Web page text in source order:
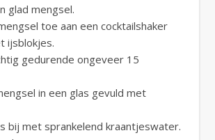
glad mengsel.
toe aan een cocktailshaker
ijsblokjes.
gedurende ongeveer 15
in een glas gevuld met
bij met sprankelend kraantjeswater.